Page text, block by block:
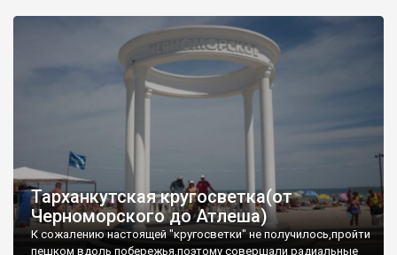
Тарханкутская кругосветка(от
Черноморского до Атлеша)
К сожалению настоящей "кругосветки" не получилось,пройти
пешком вдоль побережья,поэтому совершали радиальные